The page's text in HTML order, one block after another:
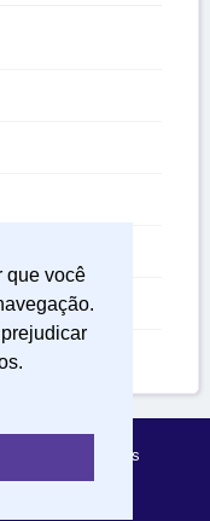
que você
Mágicas